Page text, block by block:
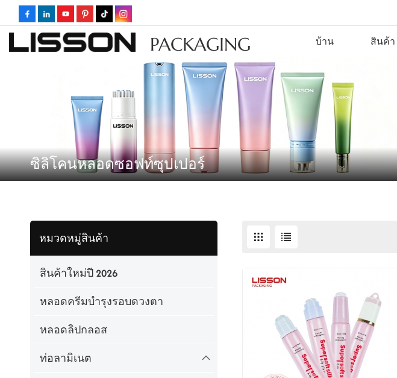
PACKAGING บ้าน สินค้า
ซิลิโคนหลอดซอฟท์ซุปเปอร์
หมวดหมู่สินค้า
สินค้าใหม่ปี 2026
หลอดครีมบำรุงรอบดวงตา
หลอดลิปกลอส
ท่อลามิเนต